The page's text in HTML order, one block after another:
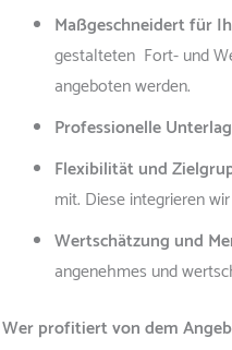
Maßgeschneidert für
gestalteten Fort- und
angeboten werden.
Professionelle
Flexibilität und
mit. Diese integrieren
Wertschätzung und
angenehmes und
Wer profitiert von dem